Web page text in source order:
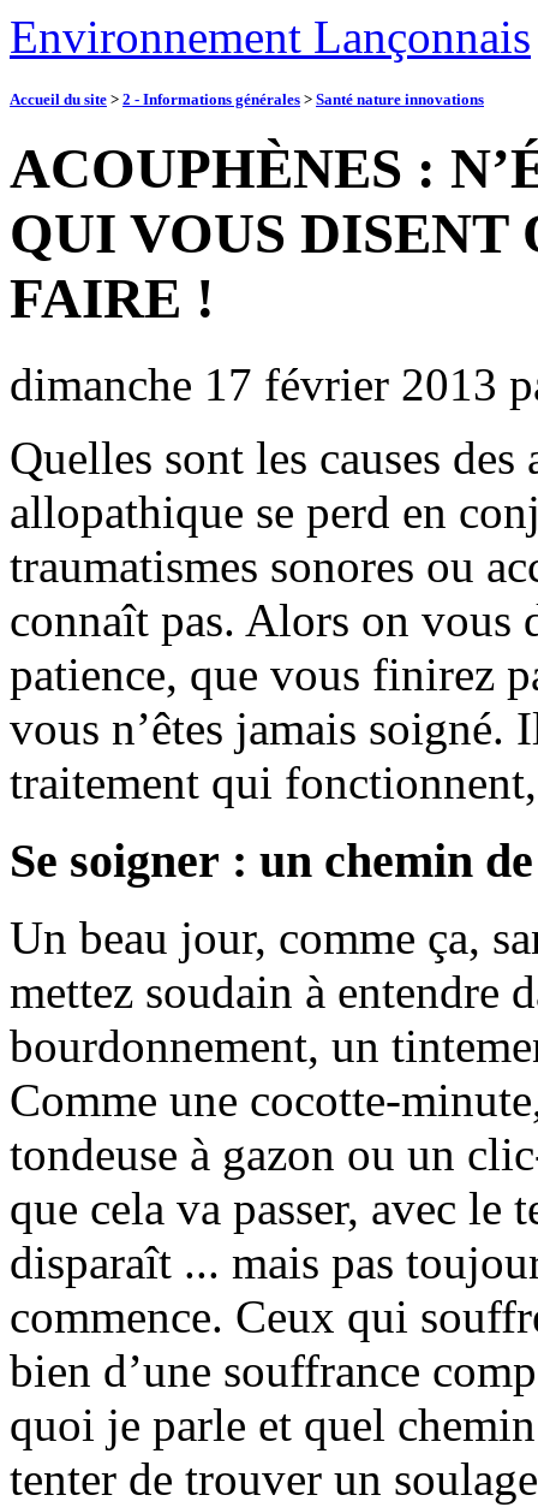
Environnement Lançonnais
Accueil du site > 2 - Informations générales > Santé nature innovations
ACOUPHÈNES :
QUI VOUS DISENT
FAIRE !
dimanche 17 février 2013
Quelles sont les causes
allopathique se perd en
traumatismes sonores ou
connaît pas. Alors on vous
patience, que vous finirez
vous n’êtes jamais soigné.
traitement qui
Se soigner : un chemin
Un beau jour, comme ça,
mettez soudain à entendre
bourdonnement, un
Comme une cocotte-
tondeuse à gazon ou un
que cela va passer, avec
disparaît ... mais pas
commence. Ceux qui
bien d’une souffrance
quoi je parle et quel
tenter de trouver un